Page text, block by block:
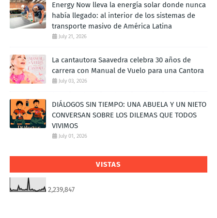
Energy Now lleva la energía solar donde nunca
había llegado: al interior de los sistemas de
transporte masivo de América Latina
July 21, 2026
La cantautora Saavedra celebra 30 años de
carrera con Manual de Vuelo para una Cantora
July 03, 2026
DIÁLOGOS SIN TIEMPO: UNA ABUELA Y UN NIETO
CONVERSAN SOBRE LOS DILEMAS QUE TODOS
VIVIMOS
July 01, 2026
VISTAS
2,239,847